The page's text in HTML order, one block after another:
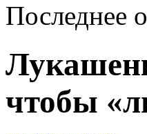
Последнее
чтобы